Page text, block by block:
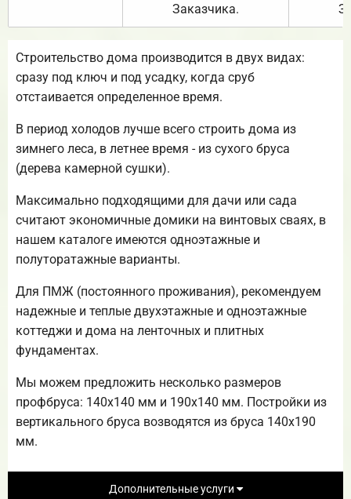
Заказчика.
Строительство дома производится в двух видах:
сразу под ключ и под усадку, когда сруб
отстаивается определенное время.
В период холодов лучше всего строить дома из
зимнего леса, в летнее время - из сухого бруса
(дерева камерной сушки).
Максимально подходящими для дачи или сада
считают экономичные домики на винтовых сваях, в
нашем каталоге имеются одноэтажные и
полуторатажные варианты.
Для ПМЖ (постоянного проживания), рекомендуем
надежные и теплые двухэтажные и одноэтажные
коттеджи и дома на ленточных и плитных
фундаментах.
Мы можем предложить несколько размеров
профбруса: 140х140 мм и 190х140 мм. Постройки из
вертикального бруса возводятся из бруса 140х190
мм.
Дополнительные услуги